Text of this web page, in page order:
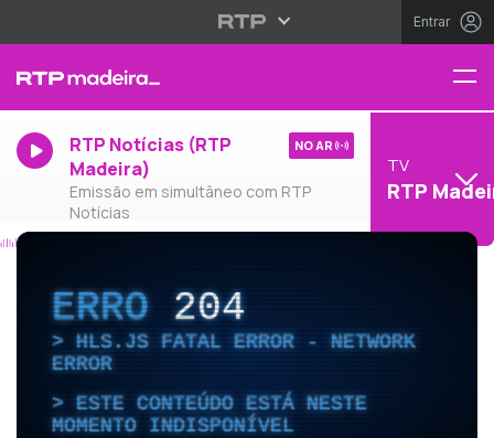
Entrar
RTP Notícias (RTP
Madeira)
Emissão em simultâneo com RTP
Notícias
NO AR
TV
RTP
ERRO204
HLS.JS FATAL ERROR - NETWORK
ERROR
ESTE CONTEÚDO ESTÁ NESTE
MOMENTO INDISPONÍVEL